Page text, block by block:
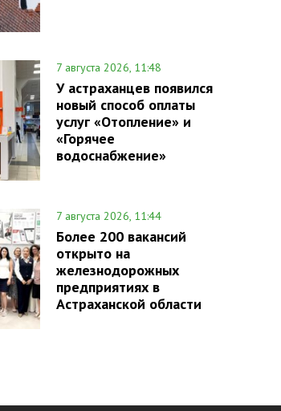
7 августа 2026, 11:48
У астраханцев появился
новый способ оплаты
услуг «Отопление» и
«Горячее
водоснабжение»
7 августа 2026, 11:44
Более 200 вакансий
открыто на
железнодорожных
предприятиях в
Астраханской области